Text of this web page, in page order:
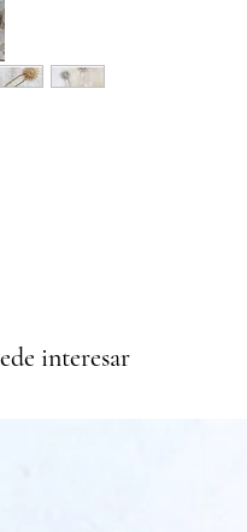
interesar